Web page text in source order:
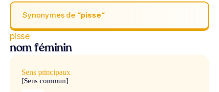
Synonymes de “pisse“
pisse
nom féminin
Sens principaux
[Sens commun]